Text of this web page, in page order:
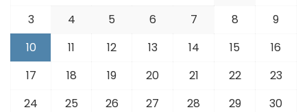
3
4 5 6 7 8
9
10
11 12 13 14 15
16
17
18 19 20 21 22
23
24
25 26 27 28 29
30